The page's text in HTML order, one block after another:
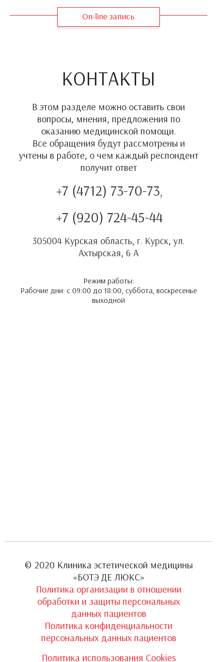
On-line запись
КОНТАКТЫ
В этом разделе можно оставить свои
вопросы, мнения, предложения по
оказанию медицинской помощи.
Все обращения будут рассмотрены и
учтены в работе, о чем каждый респондент
получит ответ
+7 (4712) 73-70-73,
+7 (920) 724-45-44
305004 Курская область, г. Курск, ул.
Ахтырская, 6 А
Режим работы:
Рабочие дни: с 09:00 до 18:00, суббота, воскресенье
выходной
© 2020 Клиника эстетической медицины
«БОТЭ ДЕ ЛЮКС»
Политика организации в отношении
обработки и защиты персональных
данных пациентов
Политика конфиденциальности
персональных данных пациентов
Политика использования Cookies